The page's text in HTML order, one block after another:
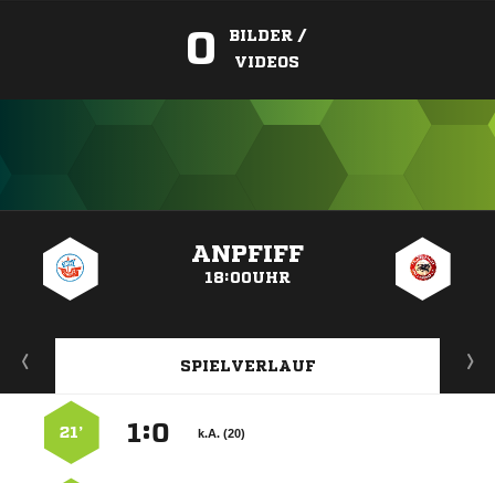
0
BILDER /
VIDEOS
ANPFIFF
18:00UHR
SPIELVERLAUF
k.A. (20)
:
21’